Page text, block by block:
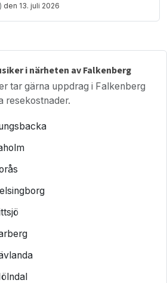
den 13. juli 2026
i närheten av Falkenberg
tar gärna uppdrag i Falkenberg
resekostnader.